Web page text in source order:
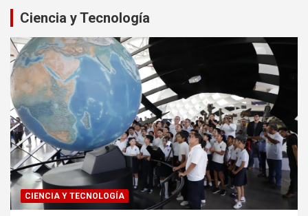
Ciencia y Tecnología
CIENCIA Y TECNOLOGÍA